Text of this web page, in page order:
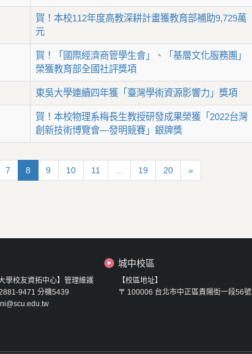
賀！本校112年度高教深耕計畫獲教育部補助9,729萬
元
賀！「國際經濟商管學生會」、「基層文化服務團」
榮獲教育部全國社評獎項
東吳大學連續四年獲「臺灣學術資源影響力」獎項
賀！本校物理系梅長生教授研發成果榮獲「2022台灣
創新技術博覽會—發明競賽」銀牌獎
7 8 9 10 11 19 20 »
學校友資拓中心】管理維護
9471 分機5439
城中校區
【校區地址】
〒 100006 台北市中正區貴陽街一段56號